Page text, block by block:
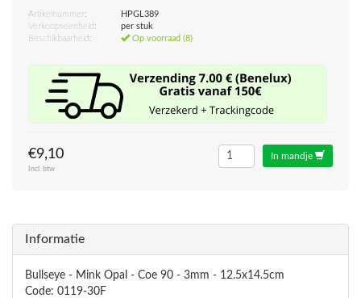
Artikelnummer:
HPGL389
Verkoopseenheid:
per stuk
Beschikbaarheid:
Op voorraad (8)
€9,10
Incl. btw
In mandje
Informatie
Bullseye - Mink Opal - Coe 90 - 3mm - 12.5x14.5cm
Code: 0119-30F